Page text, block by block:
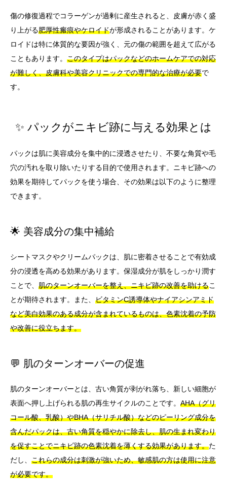
傷の修復過程でコラーゲンが過剰に産生されると、皮膚が赤く盛
り上がる肥厚性瘢痕やケロイドが形成されることがあります。ケ
ロイドは特に体質的な要因が強く、元の傷の範囲を超えて広がる
こともあります。 このタイプはパックなどのホームケアでの対応
が難しく、皮膚科や美容クリニックでの専門的な治療が必要で
す。
✨ パックがニキビ跡に与える効果とは
パックは肌に美容成分を集中的に浸透させたり、不要な角質や毛
穴の汚れを取り除いたりする目的で使用されます。ニキビ跡への
効果を期待してパックを使う場合、その効果は以下のように整理
できます。
🌟 美容成分の集中補給
シートマスクやクリームパックは、肌に密着させることで有効成
分の浸透を高める効果があります。保湿成分が肌をしっかり潤す
ことで、 肌のターンオーバーを整え、ニキビ跡の改善を助けるこ
とが期待されます。また、 ビタミンC誘導体やナイアシンアミド
など美白効果のある成分が含まれているものは、色素沈着の予防
や改善に役立ちます。
💬 肌のターンオーバーの促進
肌のターンオーバーとは、古い角質が剥がれ落ち、新しい細胞が
表面へ押し上げられる肌の再生サイクルのことです。 AHA（グリ
コール酸、乳酸）やBHA（サリチル酸）などのピーリング成分を
含んだパックは、古い角質を穏やかに除去し、肌の生まれ変わり
を促すことでニキビ跡の色素沈着を薄くする効果があります。た
だし、 これらの成分は刺激が強いため、敏感肌の方は使用に注意
が必要です。